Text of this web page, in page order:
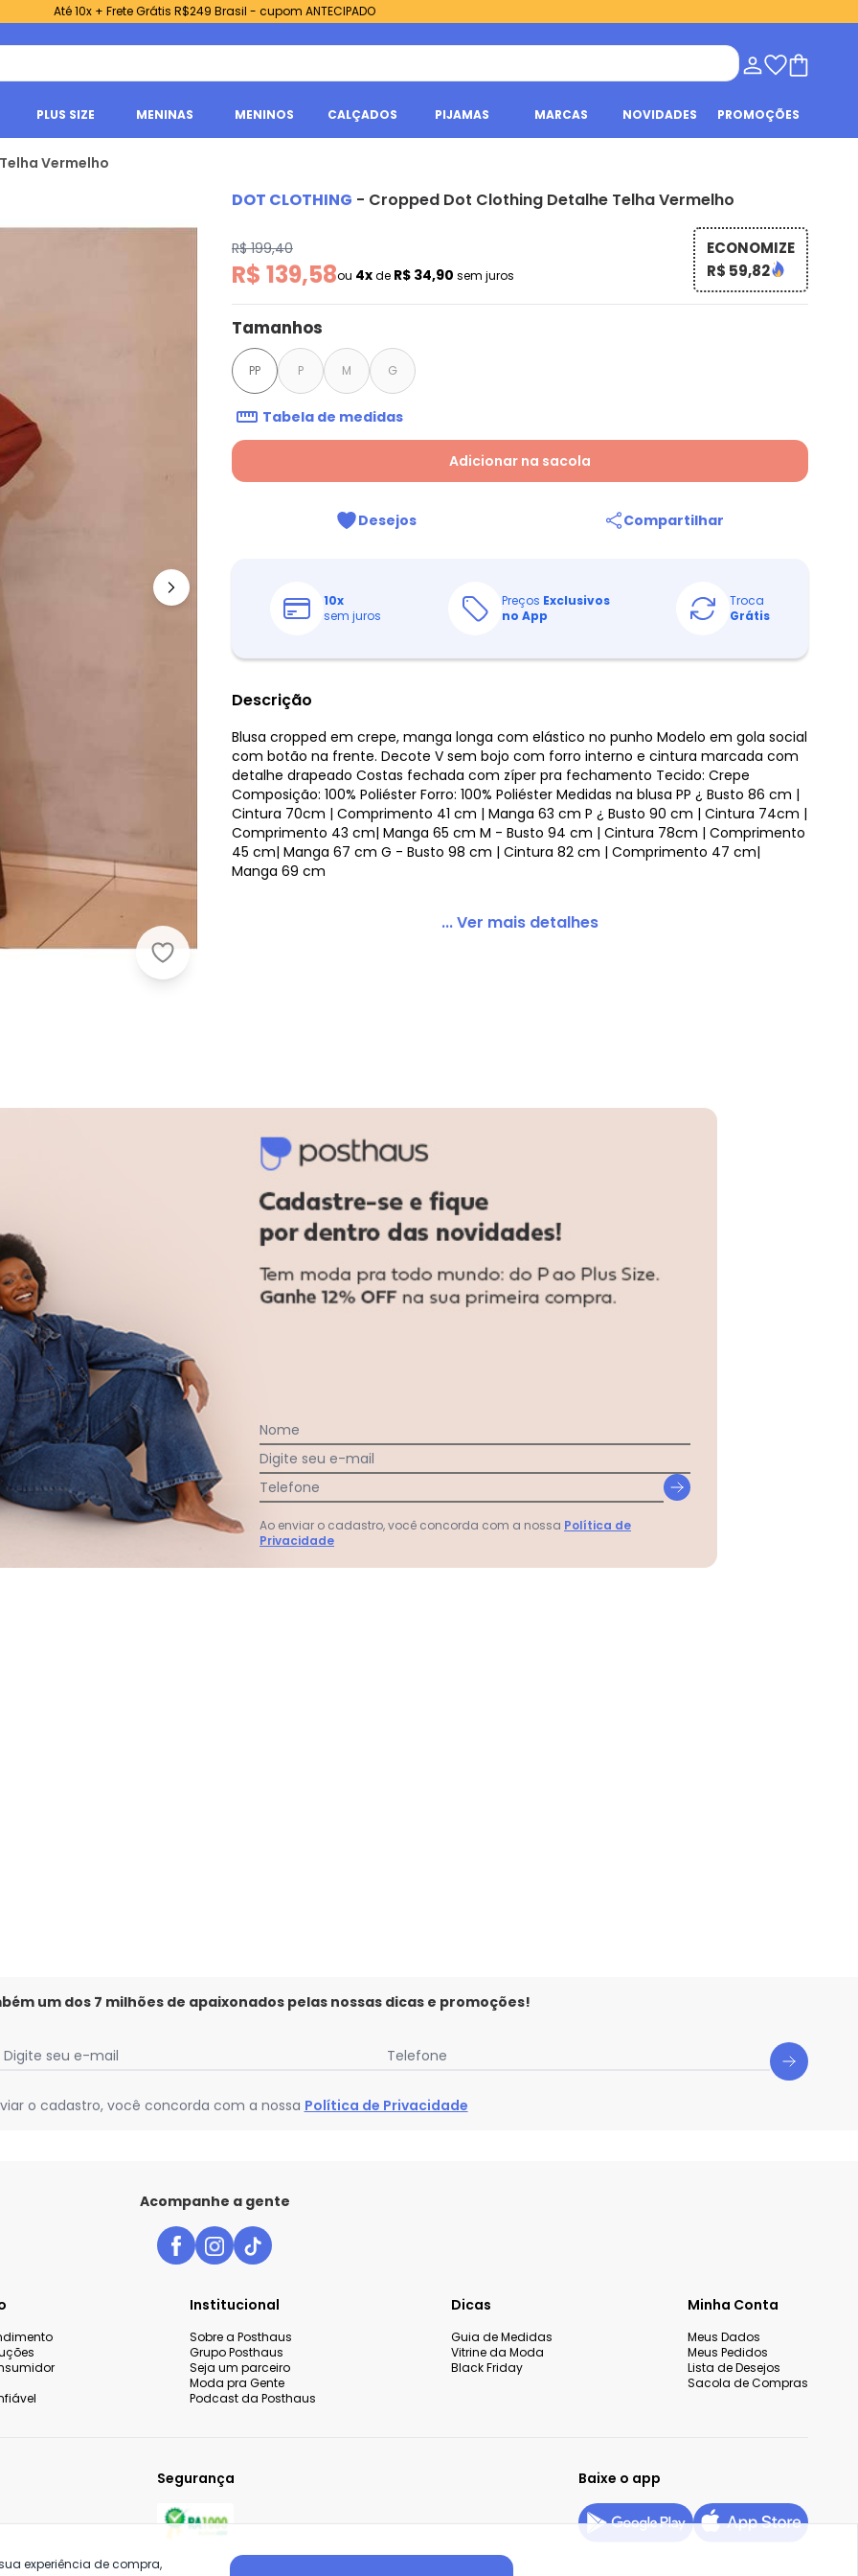
Até 10x + Frete Grátis R$249 Brasil - cupom ANTECIPADO
PLUS SIZE MENINAS MENINOS CALÇADOS PIJAMAS MARCAS NOVIDADES PROMOÇÕES
Vermelho
Dot Clothing - Cropped Dot Clothing Detalhe Telha Vermelho
DOT CLOTHING - Cropped Dot Clothing Detalhe Telha Vermelho
R$ 199,40
R$ 139,58ou 4xde R$ 34,90 sem juros
ECONOMIZE
R$ 59,82
Tamanhos
PP P M G
Tabela de medidas
Adicionar na sacola
Desejos Compartilhar
10x
sem juros
Preços Exclusivos
no App
Troca
Grátis
Descrição
Blusa cropped em crepe, manga longa com elástico no punho Modelo em gola social
com botão na frente. Decote V sem bojo com forro interno e cintura marcada com
detalhe drapeado Costas fechada com zíper pra fechamento Tecido: Crepe
Composição: 100% Poliéster Forro: 100% Poliéster Medidas na blusa PP ¿ Busto 86 cm |
Cintura 70cm | Comprimento 41 cm | Manga 63 cm P ¿ Busto 90 cm | Cintura 74cm |
Comprimento 43 cm| Manga 65 cm M - Busto 94 cm | Cintura 78cm | Comprimento
45 cm| Manga 67 cm G - Busto 98 cm | Cintura 82 cm | Comprimento 47 cm|
Manga 69 cm
... Ver mais detalhes
dia do mês, para o menor tamanho disponível.
Faça a primeira avaliação
Jj Vermelho
um dos 7 milhões de apaixonados pelas nossas dicas e promoções!
Digite seu e-mail Telefone
o cadastro, você concorda com a nossa Política de Privacidade
Acompanhe a gente
Institucional
Sobre a Posthaus
Grupo Posthaus
Seja um parceiro
Moda pra Gente
Podcast da Posthaus
Dicas
Guia de Medidas
Vitrine da Moda
Black Friday
Minha Conta
Meus Dados
Meus Pedidos
Lista de Desejos
Sacola de Compras
Segurança Baixe o app
Nome
Digite seu e-mail
Telefone
Ao enviar o cadastro, você concorda com a nossa Política de
Privacidade
experiência de compra,